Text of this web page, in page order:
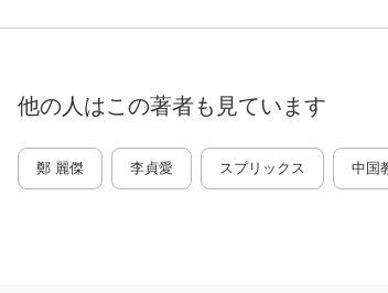
トルの条件、（二）
他の人はこの著者も見ています
鄭 麗傑 李貞愛 スプリックス 中国